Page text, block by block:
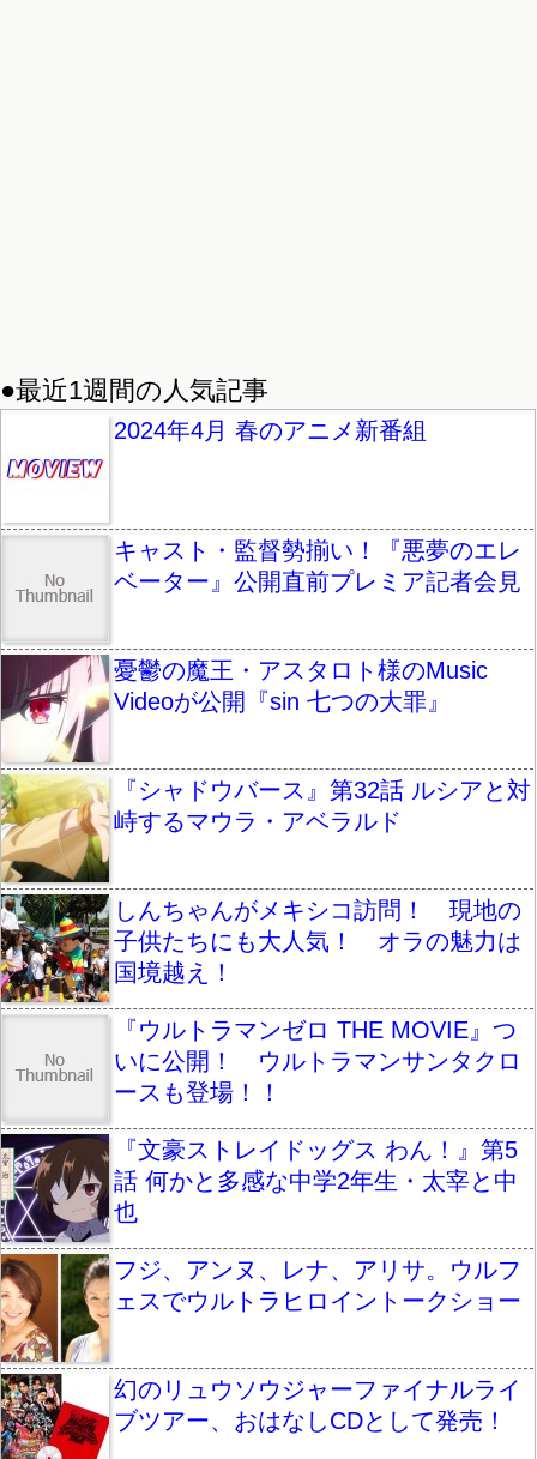
●最近1週間の人気記事
2024年4月 春のアニメ新番組
キャスト・監督勢揃い！『悪夢のエレ
ベーター』公開直前プレミア記者会見
憂鬱の魔王・アスタロト様のMusic
Videoが公開『sin 七つの大罪』
『シャドウバース』第32話 ルシアと対
峙するマウラ・アベラルド
しんちゃんがメキシコ訪問！ 現地の
子供たちにも大人気！ オラの魅力は
国境越え！
『ウルトラマンゼロ THE MOVIE』つ
いに公開！ ウルトラマンサンタクロ
ースも登場！！
『文豪ストレイドッグス わん！』第5
話 何かと多感な中学2年生・太宰と中
也
フジ、アンヌ、レナ、アリサ。ウルフ
ェスでウルトラヒロイントークショー
幻のリュウソウジャーファイナルライ
ブツアー、おはなしCDとして発売！